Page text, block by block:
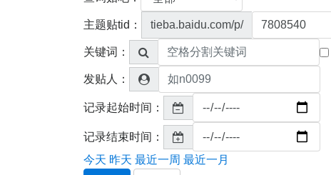
主题贴tid： tieba.baidu.com/p/
关键词：
发贴人：
记录起始时间：
记录结束时间：
今天 昨天 最近一周 最近一月